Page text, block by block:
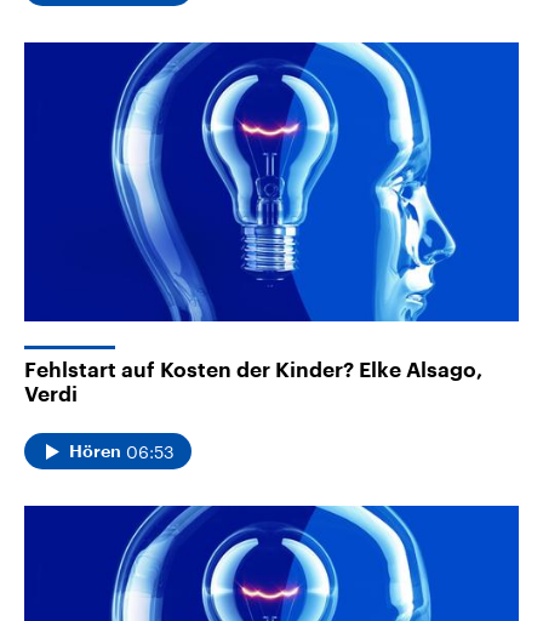
Fehlstart auf Kosten der Kinder? Elke Alsago,
Verdi
Hören 06:53